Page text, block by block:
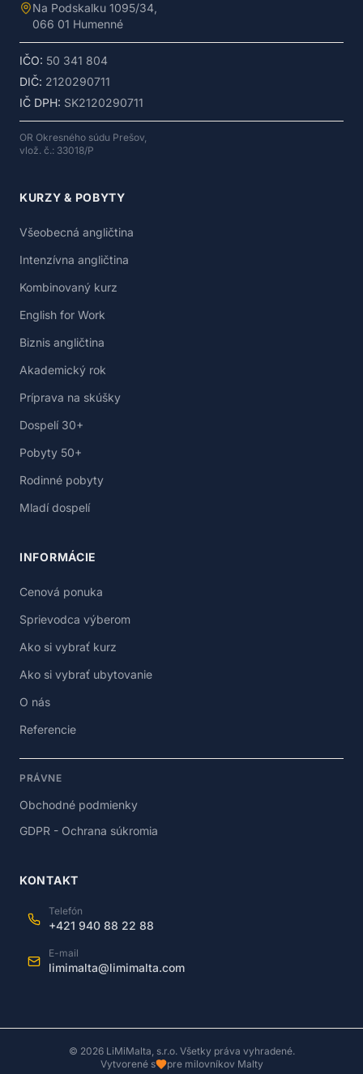
Na Podskalku 1095/34,
066 01 Humenné
IČO: 50 341 804
DIČ: 2120290711
IČ DPH: SK2120290711
OR Okresného súdu Prešov,
vlož. č.: 33018/P
KURZY & POBYTY
Všeobecná angličtina
Intenzívna angličtina
Kombinovaný kurz
English for Work
Biznis angličtina
Akademický rok
Príprava na skúšky
Dospelí 30+
Pobyty 50+
Rodinné pobyty
Mladí dospelí
INFORMÁCIE
Cenová ponuka
Sprievodca výberom
Ako si vybrať kurz
Ako si vybrať ubytovanie
O nás
Referencie
PRÁVNE
Obchodné podmienky
GDPR - Ochrana súkromia
KONTAKT
Telefón
+421 940 88 22 88
E-mail
limimalta@limimalta.com
© 2026LiMiMalta, s.r.o. Všetky práva vyhradené.
Vytvorené s
pre milovníkov Malty